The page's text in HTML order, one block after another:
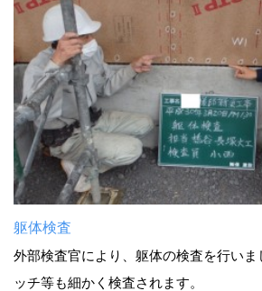
躯体検査
外部検査官により、躯体の検査を行い
ッチ等も細かく検査されます。